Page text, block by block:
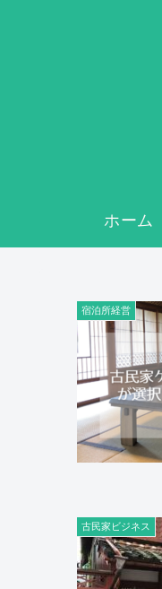
ホーム
宿泊所経営
古民家ビジネス